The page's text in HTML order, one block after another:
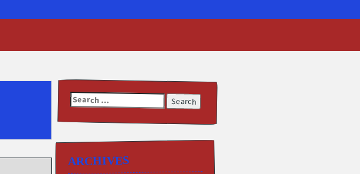
Search
for:
ARCHIVES